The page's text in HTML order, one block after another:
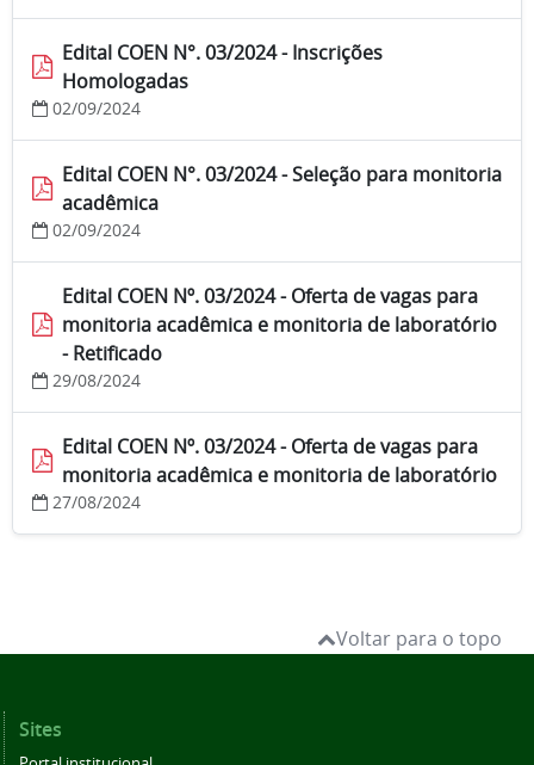
Edital COEN N°. 03/2024 - Inscrições
Homologadas
02/09/2024
Edital COEN N°. 03/2024 - Seleção para monitoria
acadêmica
02/09/2024
Edital COEN Nº. 03/2024 - Oferta de vagas para
monitoria acadêmica e monitoria de laboratório
- Retificado
29/08/2024
Edital COEN Nº. 03/2024 - Oferta de vagas para
monitoria acadêmica e monitoria de laboratório
27/08/2024
Voltar para o topo
Sites